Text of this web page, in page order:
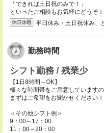
「できれば土日祝のみで！」
といったご相談もお気軽にどうぞ！
休日休暇 平日休み・土日祝休み、
勤務時間
シフト勤務 / 残業少
【1日8時間～OK】
様々な時間帯をご用意しています
まずはご希望をお聞かせください！
＜その他シフト例＞
9：00～17：00
11：00～20：00